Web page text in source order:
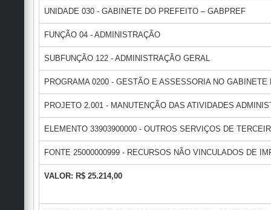
UNIDADE 030 - GABINETE DO PREFEITO – GABPREF
FUNÇÃO 04 - ADMINISTRAÇÃO
SUBFUNÇÃO 122 - ADMINISTRAÇÃO GERAL
PROGRAMA 0200 - GESTÃO E ASSESSORIA NO GABINETE
PROJETO 2.001 - MANUTENÇÃO DAS ATIVIDADES
ELEMENTO 33903900000 - OUTROS SERVIÇOS DE
FONTE 25000000999 - RECURSOS NÃO VINCULADOS DE
VALOR: R$ 25.214,00